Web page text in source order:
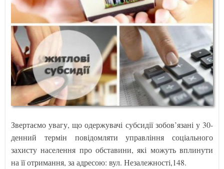
Звертаємо увагу, що одержувачі субсидії зобов’язані у 30-
денний термін повідомляти управління соціального
захисту населення про обставини, які можуть вплинути
на її отримання, за адресою: вул. Незалежності,148.